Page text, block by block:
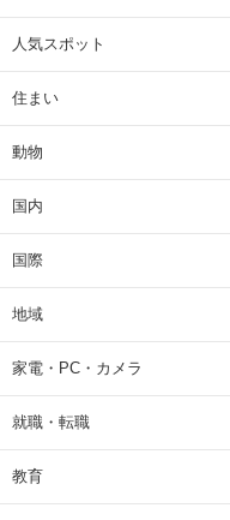
人気スポット
住まい
動物
国内
国際
地域
家電・PC・カメラ
就職・転職
教育